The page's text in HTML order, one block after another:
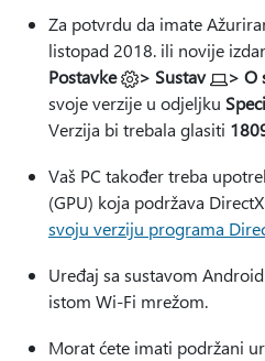
Za potvrdu da imate
listopad 2018. ili novije
Postavke
> Sustav > O
svoje verzije u odjeljku
Verzija bi trebala glasiti
Vaš PC također treba
(GPU) koja podržava
svoju verziju programa
Uređaj sa sustavom
istom Wi-Fi mrežom.
Morat ćete imati podržani